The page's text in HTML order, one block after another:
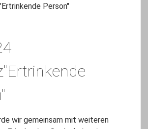
Bürgerinfo
Person"
wir gemeinsam mit weiteren